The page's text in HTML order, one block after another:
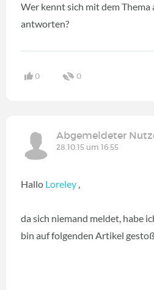
Wer kennt sich mit dem Thema
antworten?
0 0
Abgemeldeter
28.10.15 um 16:55
Hallo Loreley
da sich niemand meldet, habe
bin auf folgenden Artikel